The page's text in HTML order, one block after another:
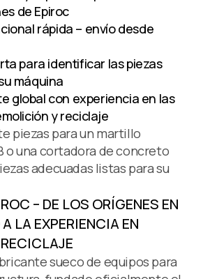
de Epiroc
rápida – envío desde
para identificar las piezas
máquina
global con experiencia en las
y reciclaje
piezas para un martillo
o una cortadora de concreto
adecuadas listas para su
– DE LOS ORÍGENES EN
LA EXPERIENCIA EN
sueco de equipos para